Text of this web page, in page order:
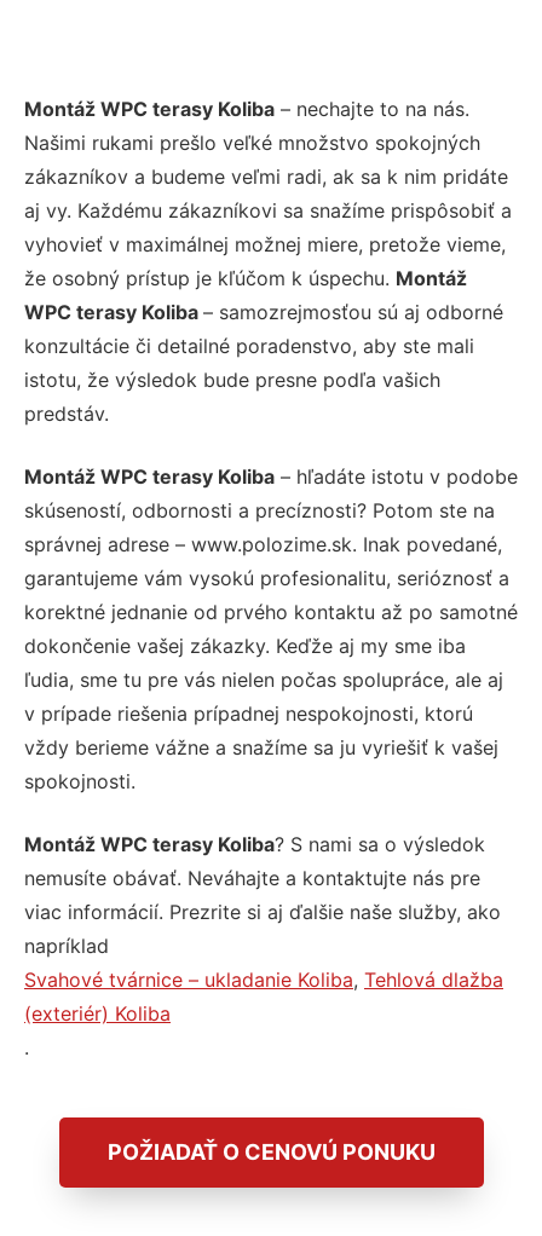
Montáž WPC terasy Koliba – nechajte to na nás.
Našimi rukami prešlo veľké množstvo spokojných
zákazníkov a budeme veľmi radi, ak sa k nim pridáte
aj vy. Každému zákazníkovi sa snažíme prispôsobiť a
vyhovieť v maximálnej možnej miere, pretože vieme,
že osobný prístup je kľúčom k úspechu. Montáž
WPC terasy Koliba – samozrejmosťou sú aj odborné
konzultácie či detailné poradenstvo, aby ste mali
istotu, že výsledok bude presne podľa vašich
predstáv.
Montáž WPC terasy Koliba – hľadáte istotu v podobe
skúseností, odbornosti a precíznosti? Potom ste na
správnej adrese – www.polozime.sk. Inak povedané,
garantujeme vám vysokú profesionalitu, serióznosť a
korektné jednanie od prvého kontaktu až po samotné
dokončenie vašej zákazky. Keďže aj my sme iba
ľudia, sme tu pre vás nielen počas spolupráce, ale aj
v prípade riešenia prípadnej nespokojnosti, ktorú
vždy berieme vážne a snažíme sa ju vyriešiť k vašej
spokojnosti.
Montáž WPC terasy Koliba? S nami sa o výsledok
nemusíte obávať. Neváhajte a kontaktujte nás pre
viac informácií. Prezrite si aj ďalšie naše služby, ako
napríklad
Svahové tvárnice – ukladanie Koliba, Tehlová dlažba
(exteriér) Koliba
.
POŽIADAŤ O CENOVÚ PONUKU